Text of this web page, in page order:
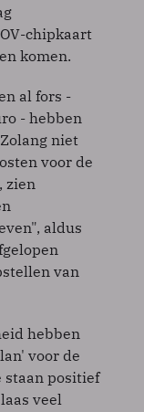
chipkaart
komen.
al fors -
- hebben
niet
voor de
zien
aldus
van
hebben
voor de
staan positief
veel